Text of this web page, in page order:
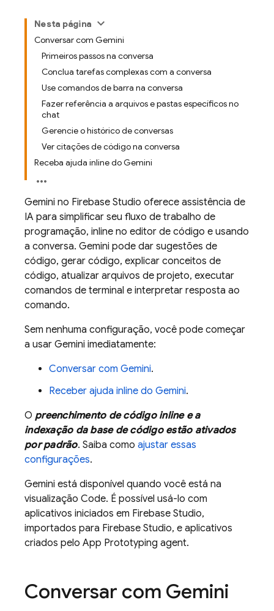
Nesta página
Conversar com Gemini
Primeiros passos na conversa
Conclua tarefas complexas com a conversa
Use comandos de barra na conversa
Fazer referência a arquivos e pastas específicos no
chat
Gerencie o histórico de conversas
Ver citações de código na conversa
Receba ajuda inline do Gemini
Gemini no Firebase Studio oferece assistência de
IA para simplificar seu fluxo de trabalho de
programação, inline no editor de código e usando
a conversa. Gemini pode dar sugestões de
código, gerar código, explicar conceitos de
código, atualizar arquivos de projeto, executar
comandos de terminal e interpretar resposta ao
comando.
Sem nenhuma configuração, você pode começar
a usar Gemini imediatamente:
Conversar com Gemini.
Receber ajuda inline do Gemini.
O preenchimento de código inline e a
indexação da base de código estão ativados
por padrão. Saiba como ajustar essas
configurações.
Gemini está disponível quando você está na
visualização Code. É possível usá-lo com
aplicativos iniciados em Firebase Studio,
importados para Firebase Studio, e aplicativos
criados pelo App Prototyping agent.
Conversar com Gemini